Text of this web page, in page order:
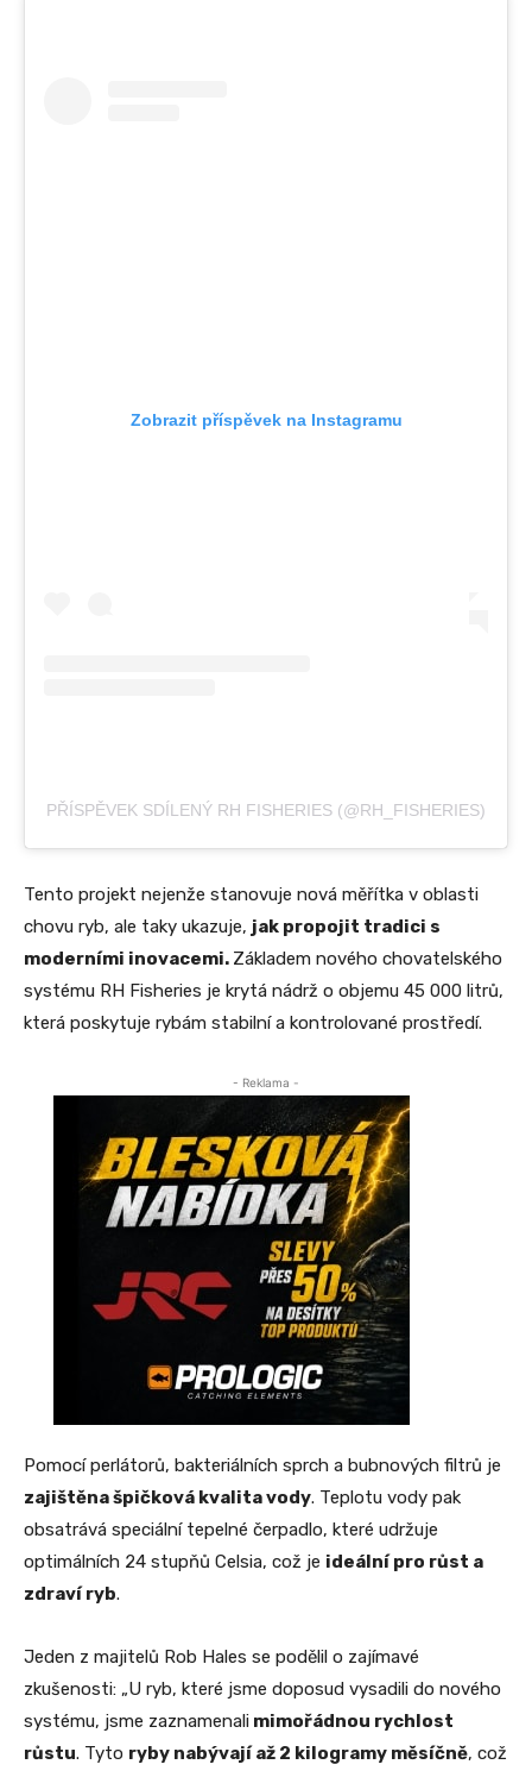
Zobrazit příspěvek na Instagramu
PŘÍSPĚVEK SDÍLENÝ RH FISHERIES (@RH_FISHERIES)
Tento projekt nejenže stanovuje nová měřítka v oblasti
chovu ryb, ale taky ukazuje, jak propojit tradici s
moderními inovacemi. Základem nového chovatelského
systému RH Fisheries je krytá nádrž o objemu 45 000 litrů,
která poskytuje rybám stabilní a kontrolované prostředí.
- Reklama -
Pomocí perlátorů, bakteriálních sprch a bubnových filtrů je
zajištěna špičková kvalita vody. Teplotu vody pak
obsatrává speciální tepelné čerpadlo, které udržuje
optimálních 24 stupňů Celsia, což je ideální pro růst a
zdraví ryb.
Jeden z majitelů Rob Hales se podělil o zajímavé
zkušenosti: „U ryb, které jsme doposud vysadili do nového
systému, jsme zaznamenali mimořádnou rychlost
růstu. Tyto ryby nabývají až 2 kilogramy měsíčně, což